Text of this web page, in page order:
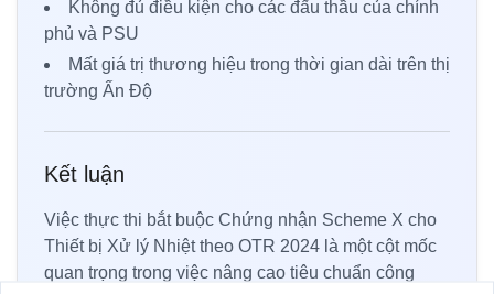
Không đủ điều kiện cho các đấu thầu của chính
phủ và PSU
Mất giá trị thương hiệu trong thời gian dài trên thị
trường Ấn Độ
Kết luận
Việc thực thi bắt buộc Chứng nhận Scheme X cho
Thiết bị Xử lý Nhiệt theo OTR 2024 là một cột mốc
quan trọng trong việc nâng cao tiêu chuẩn công